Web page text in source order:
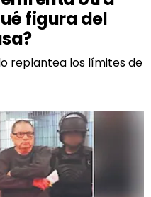
figura del
replantea los límites de